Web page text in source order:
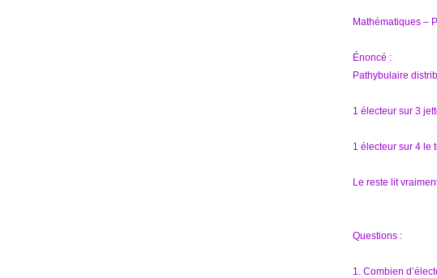
Mathématiques –
Énoncé :
Pathybulaire
1 électeur sur 3
1 électeur sur 4 le
Le reste lit
Questions :
1. Combien